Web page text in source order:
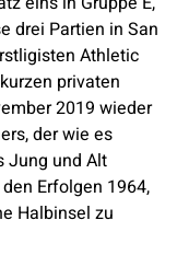
drei Partien in San
Athletic
privaten
2019 wieder
der wie es
Jung und Alt
Erfolgen 1964,
Halbinsel zu